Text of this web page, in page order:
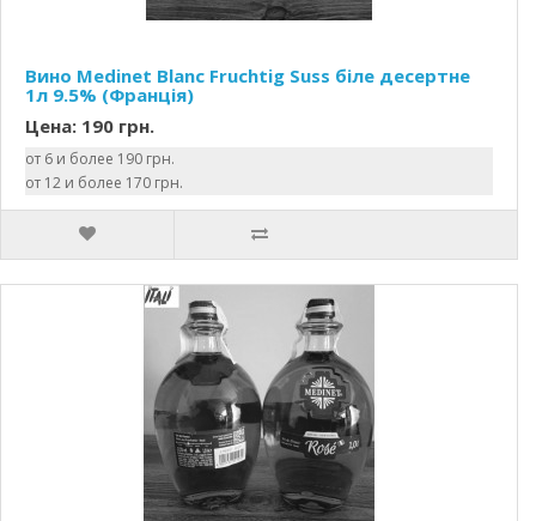
Вино Medinet Blanc Fruchtig Suss біле десертне
1л 9.5% (Франція)
Цена: 190 грн.
от 6 и более 190 грн.
от 12 и более 170 грн.